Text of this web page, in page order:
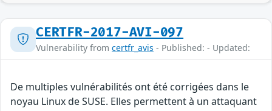
CERTFR-2017-AVI-097
Vulnerability from certfr_avis - Published: - Updated:
De multiples vulnérabilités ont été corrigées dans le
noyau Linux de SUSE. Elles permettent à un attaquant